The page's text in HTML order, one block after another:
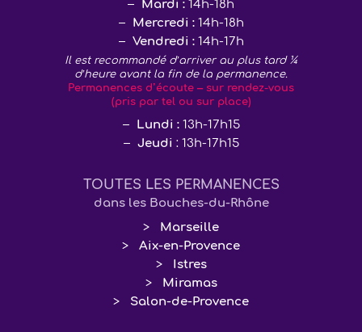
Mardi : 14h-18h
Mercredi :14h-18h
Vendredi :14h-17h
Il est recommandé d’arriver au plus tard ¼
d’heure avant la fin de la permanence.
Permanences d’écoute – sur rendez-vous
(pris par tel ou sur place)
Lundi :13h-17h15
Jeudi : 13h-17h15
TOUTES LES PERMANENCES
dans les Bouches-du-Rhône
Marseille
Aix-en-Provence
Istres
Miramas
Salon-de-Provence